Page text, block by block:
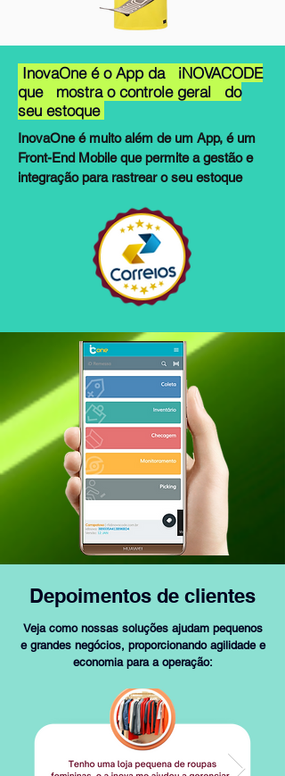
InovaOne é o App da iNOVACODE
que mostra o controle geral do
seu estoque
InovaOne é muito além de um App, é um
Front-End Mobile que permite a gestão e
integração para rastrear o seu estoque
Depoimentos de clientes
Veja como nossas soluções ajudam pequenos
e grandes negócios, proporcionando agilidade e
economia para a operação: